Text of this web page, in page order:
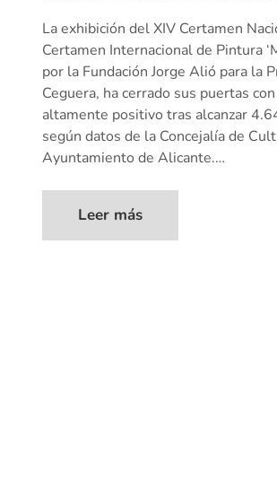
La exhibición del XIV Certamen
Certamen Internacional de Pintura
por la Fundación Jorge Alió para la
Ceguera, ha cerrado sus puertas
altamente positivo tras alcanzar
según datos de la Concejalía de
Ayuntamiento de Alicante.…
Leer más